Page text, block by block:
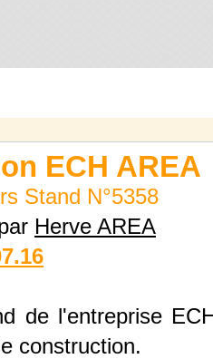
ECH AREA
Stand N°5358
Herve AREA
de l'entreprise
construction.